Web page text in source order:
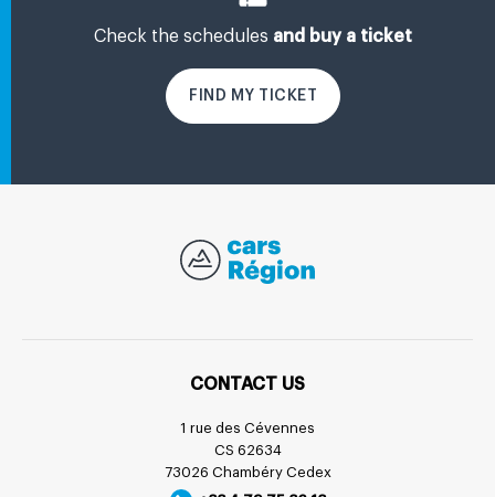
Check the schedules and buy a ticket
FIND MY TICKET
CONTACT US
1 rue des Cévennes
CS 62634
73026 Chambéry Cedex